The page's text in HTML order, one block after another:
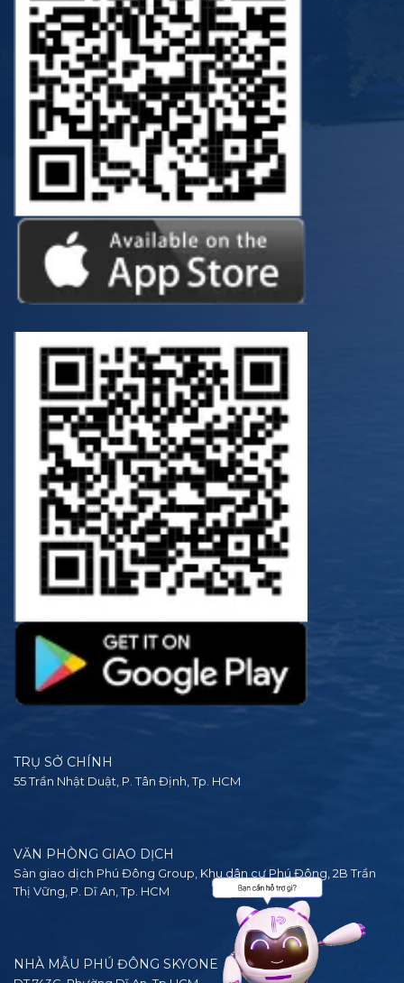
TRỤ SỞ CHÍNH
55 Trần Nhật Duật, P. Tân Định, Tp. HCM
VĂN PHÒNG GIAO DỊCH
Sàn giao dịch Phú Đông Group, Khu dân cư Phú Đông, 2B Trần
Thị Vững, P. Dĩ An, Tp. HCM
NHÀ MẪU PHÚ ĐÔNG SKYONE